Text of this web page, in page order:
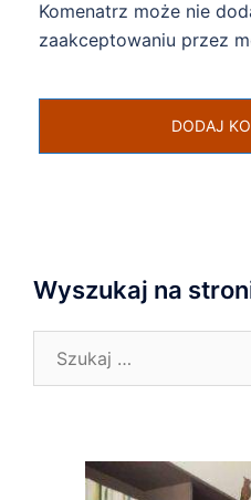
Komenatrz może nie
zaakceptowaniu przez
Wyszukaj na